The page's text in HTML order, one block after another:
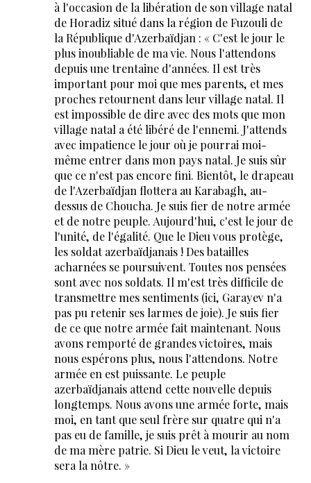
à l'occasion de la libération de son village natal
de Horadiz situé dans la région de Fuzouli de
la République d'Azerbaïdjan : « C'est le jour le
plus inoubliable de ma vie. Nous l'attendons
depuis une trentaine d'années. Il est très
important pour moi que mes parents, et mes
proches retournent dans leur village natal. Il
est impossible de dire avec des mots que mon
village natal a été libéré de l'ennemi. J'attends
avec impatience le jour où je pourrai moi-
même entrer dans mon pays natal. Je suis sûr
que ce n'est pas encore fini. Bientôt, le drapeau
de l'Azerbaïdjan flottera au Karabagh, au-
dessus de Choucha. Je suis fier de notre armée
et de notre peuple. Aujourd'hui, c'est le jour de
l'unité, de l'égalité. Que le Dieu vous protège,
les soldat azerbaïdjanais ! Des batailles
acharnées se poursuivent. Toutes nos pensées
sont avec nos soldats. Il m'est très difficile de
transmettre mes sentiments (ici, Garayev n'a
pas pu retenir ses larmes de joie). Je suis fier
de ce que notre armée fait maintenant. Nous
avons remporté de grandes victoires, mais
nous espérons plus, nous l'attendons. Notre
armée en est puissante. Le peuple
azerbaïdjanais attend cette nouvelle depuis
longtemps. Nous avons une armée forte, mais
moi, en tant que seul frère sur quatre qui n'a
pas eu de famille, je suis prêt à mourir au nom
de ma mère patrie. Si Dieu le veut, la victoire
sera la nôtre. »